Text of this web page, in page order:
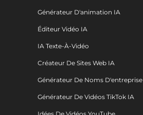
Générateur D'animation IA
Éditeur Vidéo IA
IA Texte-À-Vidéo
Créateur De Sites Web IA
Générateur De Noms D'entreprise
Générateur De Vidéos TikTok IA